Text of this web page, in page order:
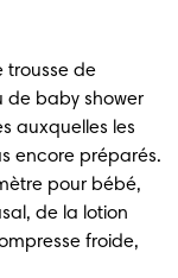
trousse de
de baby shower
auxquelles les
encore préparés.
pour bébé,
de la lotion
froide,